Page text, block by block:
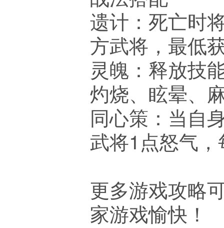
遗计：死亡时
方武将，最低
灵魄：释放技
灼烧、眩晕、
同心策：当自
武将1点怒气
更多游戏攻略
家游戏愉快！